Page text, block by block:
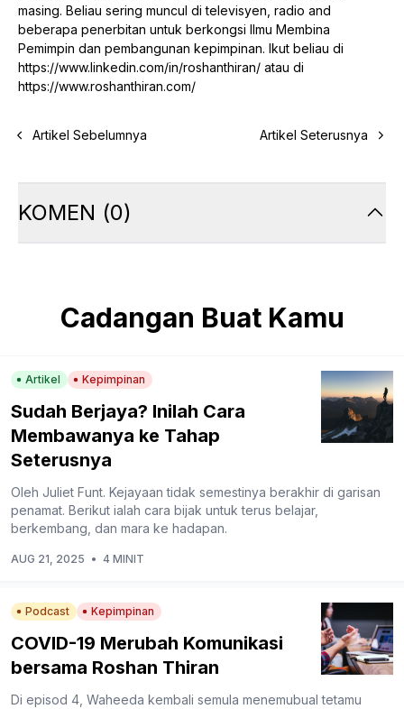
masing. Beliau sering muncul di televisyen, radio and
beberapa penerbitan untuk berkongsi Ilmu Membina
Pemimpin dan pembangunan kepimpinan. Ikut beliau di
https://www.linkedin.com/in/roshanthiran/ atau di
https://www.roshanthiran.com/
Artikel Sebelumnya Artikel Seterusnya
KOMEN (0)
Cadangan Buat Kamu
Artikel Kepimpinan
Sudah Berjaya? Inilah Cara
Membawanya ke Tahap
Seterusnya
Oleh Juliet Funt. Kejayaan tidak semestinya berakhir di garisan
penamat. Berikut ialah cara bijak untuk terus belajar,
berkembang, dan mara ke hadapan.
AUG 21, 2025 • 4 MINIT
Podcast Kepimpinan
COVID-19 Merubah Komunikasi
bersama Roshan Thiran
Di episod 4, Waheeda kembali semula menemubual tetamu